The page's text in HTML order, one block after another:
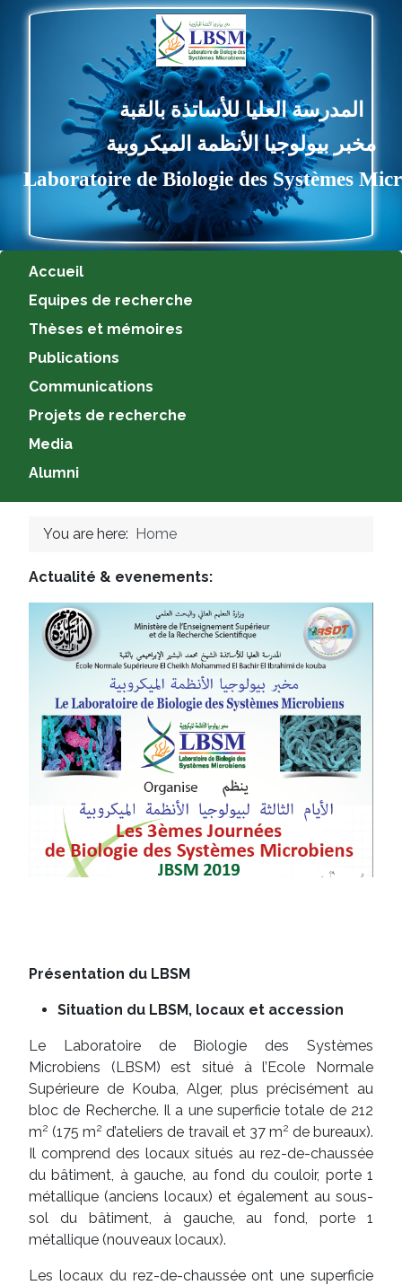
المدرسة العليا للأساتذة بالقبة
بيولوجيا الأنظمة الميكروبية
de Biologie des Systèmes
Accueil
Equipes de recherche
Thèses et mémoires
Publications
Communications
Projets de recherche
Media
Alumni
You are here: Home
Actualité & evenements:
Présentation du LBSM
Situation du LBSM, locaux et accession
Le Laboratoire de Biologie des Systèmes
Microbiens (LBSM) est situé à l’Ecole Normale
Supérieure de Kouba, Alger, plus précisément au
bloc de Recherche. Il a une superficie totale de 212
m2 (175 m2 d’ateliers de travail et 37 m2 de bureaux).
Il comprend des locaux situés au rez-de-chaussée
du bâtiment, à gauche, au fond du couloir, porte 1
métallique (anciens locaux) et également au sous-
sol du bâtiment, à gauche, au fond, porte 1
métallique (nouveaux locaux).
Les locaux du rez-de-chaussée ont une superficie